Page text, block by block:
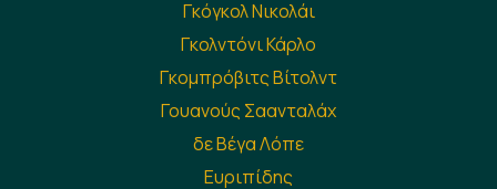
Γκόγκολ Νικολάι
Γκολντόνι Κάρλο
Γκομπρόβιτς Βίτολντ
Γουανούς Σαανταλάχ
δε Βέγα Λόπε
Ευριπίδης